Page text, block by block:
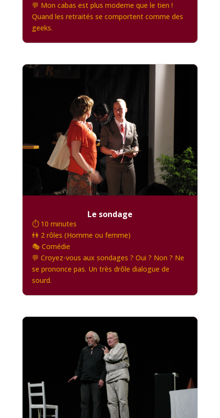
💬 Mon cabas est plus moderne que le tien !
Quand les retraités se comportent comme des
geeks.
Le sondage
⏱️ 10 minutes
👫 2 rôles (Homme ou femme)
🎭 Comédie
💬 Croyez-vous aux sondages ? Oui ? Non ? Ne
se prononce pas. Un très drôle dialogue de
sourd.